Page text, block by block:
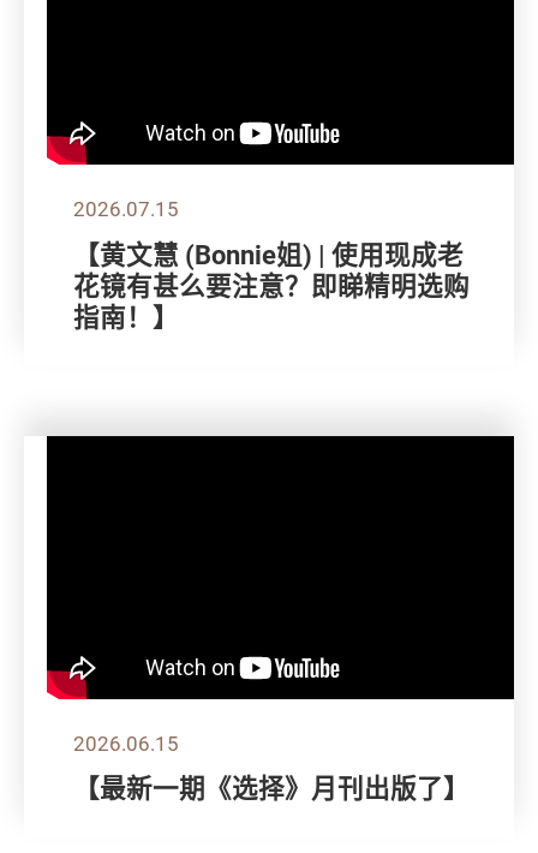
2026.07.15
【黄文慧 (Bonnie姐) | 使用现成老
花镜有甚么要注意？即睇精明选购
指南！】
2026.06.15
【最新一期《选择》月刊出版了】